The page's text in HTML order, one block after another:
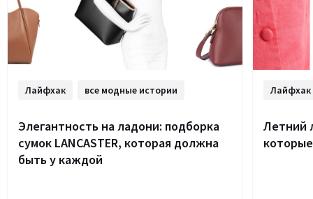
Лайфхак все модные истории
Элегантность на ладони: подборка
сумок LANCASTER, которая должна
быть у каждой
Лайфхак
Летний